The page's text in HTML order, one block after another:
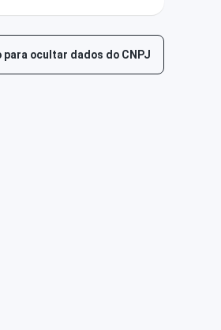
ocultar dados do CNPJ